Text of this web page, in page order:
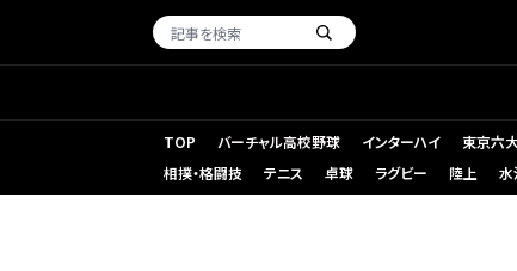
TOP バーチャル高校野球 インターハイ 東京六
相撲・格闘技
テニス 卓球 ラグビー 陸上 水